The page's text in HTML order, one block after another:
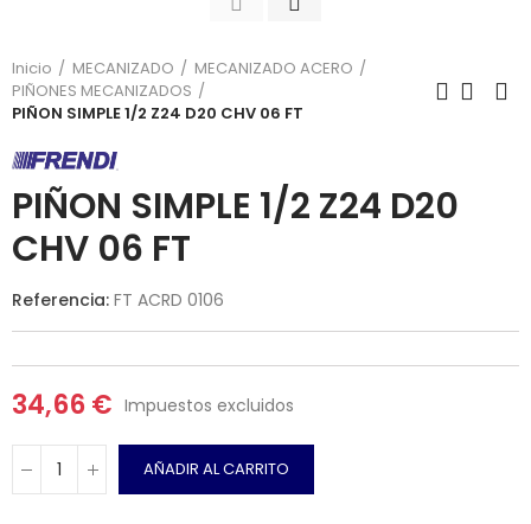
Inicio MECANIZADO
MECANIZADO ACERO
PIÑONES MECANIZADOS
PIÑON SIMPLE 1/2 Z24 D20 CHV 06 FT
PIÑON SIMPLE 1/2 Z24 D20
CHV 06 FT
Referencia: FT ACRD 0106
34,66 € Impuestos excluidos
AÑADIR AL CARRITO